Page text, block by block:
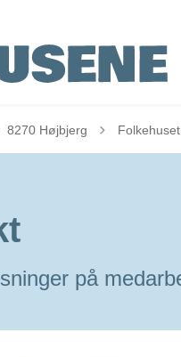
8270 Højbjerg Tilbage til
på